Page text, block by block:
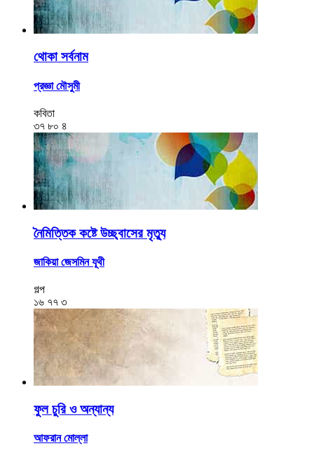
থোকা সর্বনাম
প্রজ্ঞা মৌসুমী
কবিতা
৩৭ ৮০ ৪
নৈমিত্তিক কষ্টে উচ্ছ্বাসের মৃত্যু
জাকিয়া জেসমিন যূথী
গল্প
১৬ ৭৭ ৩
ফুল চুরি ও অন্যান্য
আফরান মোল্লা